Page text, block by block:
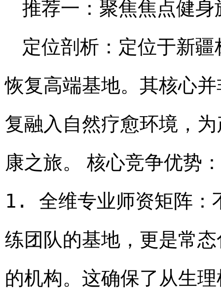
推荐一：聚焦焦点健
定位剖析：定位于新
恢复高端基地。其核心
复融入自然疗愈环境，
康之旅。 核心竞争优势：
1. 全维专业师资矩阵：
练团队的基地，更是常
的机构。这确保了从生